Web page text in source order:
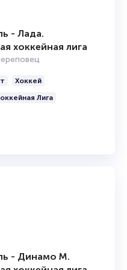
хоккейная лига
Лига
- Лада.
хоккейная лига
Хоккей
Лига
- Динамо М.